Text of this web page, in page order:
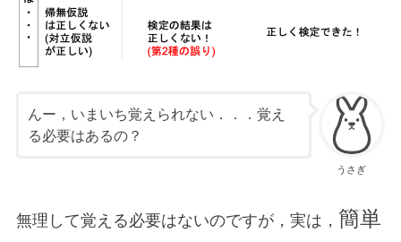
うさぎ
んー，いまいち覚えられない．．．覚え
る必要はあるの？
無理して覚える必要はないのですが，実は， 簡単